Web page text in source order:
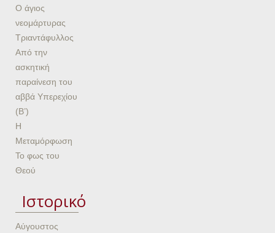
Ο άγιος
νεομάρτυρας
Τριαντάφυλλος
Από την
ασκητική
παραίνεση του
αββά Υπερεχίου
(Β’)
Η
Μεταμόρφωση
Το φως του
Θεού
Ιστορικό
Αύγουστος